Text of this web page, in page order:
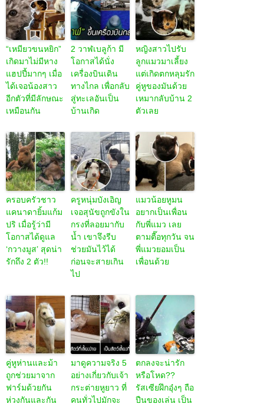
“เหมียวขนหยิก”
เกิดมาไม่มีหาง
แฮปปี้มากๆ เมื่อ
ได้เจอน้องสาว
อีกตัวที่มีลักษณะ
เหมือนกัน
2 วาฬเบลูก้า มี
โอกาสได้นั่ง
เครื่องบินเดิน
ทางไกล เพื่อกลับ
สู่ทะเลอันเป็น
บ้านเกิด
หญิงสาวไปรับ
ลูกแมวมาเลี้ยง
แต่เกิดตกหลุมรัก
คู่หูของมันด้วย
เหมากลับบ้าน 2
ตัวเลย
ครอบครัวชาว
แคนาดายิ้มแก้ม
ปริ เมื่อรู้ว่ามี
โอกาสได้ดูแล
‘กวางมูส’ สุดน่า
รักถึง 2 ตัว!!
ครูหนุ่มบังเอิญ
เจอสุนัขถูกขังใน
กรงที่ลอยมากับ
น้ำ เขาจึงรีบ
ช่วยมันไว้ได้
ก่อนจะสายเกิน
ไป
แมวน้อยหูมน
อยากเป็นเพื่อน
กับพี่แมว เลย
ตามตื๊อทุกวัน จน
พี่แมวยอมเป็น
เพื่อนด้วย
คู่หูห่านและม้า
ถูกช่วยมาจาก
ฟาร์มด้วยกัน
ห่วงกันและกัน
มาดูความจริง 5
อย่างเกี่ยวกับเจ้า
กระต่ายหูยาว ที่
คนทั่วไปมักจะ
ตกลงจะน่ารัก
หรือโหด??
รัสเซียฝึกอุ๋งๆ ถือ
ปืนของเล่น เป็น